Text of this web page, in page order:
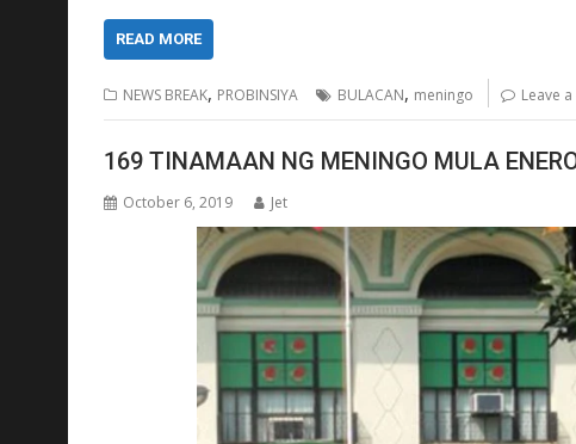
READ MORE
NEWS BREAK, PROBINSIYA BULACAN, meningo Leave
169 TINAMAAN NG MENINGO MULA
October 6, 2019 Jet